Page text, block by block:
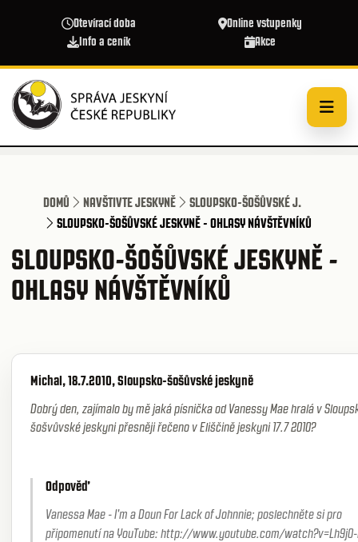
Otevírací doba
Online vstupenky
Info a ceník
Akce
DOMŮ NAVŠTIVTE JESKYNĚ
SLOUPSKO-ŠOŠŮVSKÉ J.
SLOUPSKO-ŠOŠŮVSKÉ JESKYNĚ - OHLASY NÁVŠTĚVNÍKŮ
SLOUPSKO-ŠOŠŮVSKÉ JESKYNĚ -
OHLASY NÁVŠTĚVNÍKŮ
Michal, 18.7.2010, Sloupsko-šošůvské jeskyně
Dobrý den, zajímalo by mě jaká písnička od Vanessy Mae hralá v
šošvůvské jeskyni přesněji řečeno v Eliščině jeskyni 17.7 2010?
Odpověď
Vanessa Mae - I'm a Doun For Lack of Johnnie; poslechněte si pro
připomenutí na YouTube: http://www.youtube.com/